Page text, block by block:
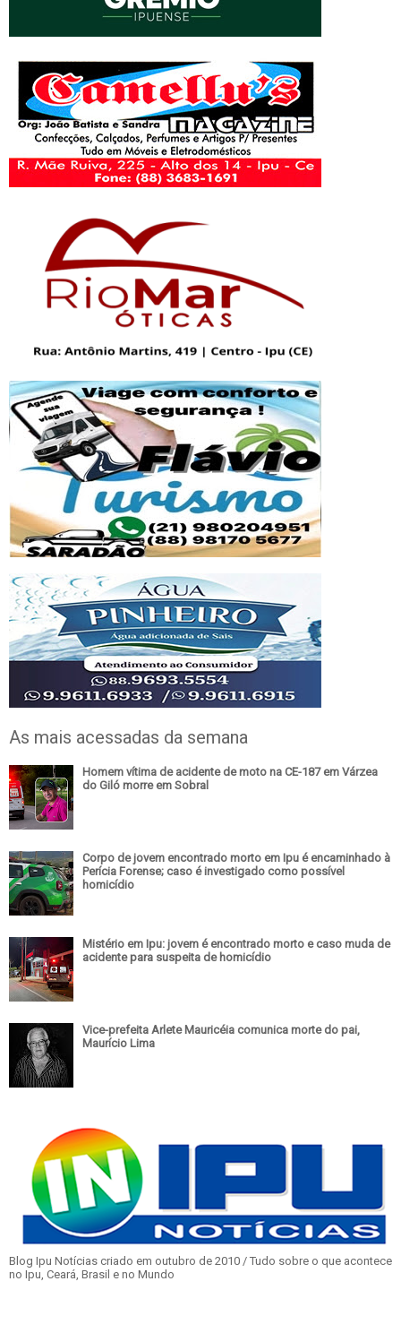
As mais acessadas da semana
Homem vítima de acidente de moto na CE-187 em Várzea
do Giló morre em Sobral
Corpo de jovem encontrado morto em Ipu é encaminhado à
Perícia Forense; caso é investigado como possível
homicídio
Mistério em Ipu: jovem é encontrado morto e caso muda de
acidente para suspeita de homicídio
Vice-prefeita Arlete Mauricéia comunica morte do pai,
Maurício Lima
Blog Ipu Notícias criado em outubro de 2010 / Tudo sobre o que acontece
no Ipu, Ceará, Brasil e no Mundo